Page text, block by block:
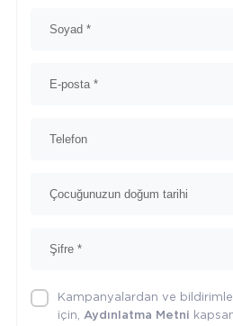
Kampanyalardan ve
için, Aydınlatma Metni